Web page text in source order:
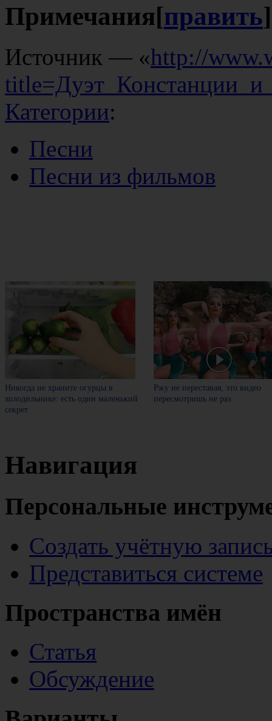
Примечания[править]
Источник — «http://
Категории:
Песни
Песни из фильмов
Никогда не храните огурцы в
холодильнике: есть один маленький
секрет
Ржу не переставая, это видео
пересмотришь не раз
Навигация
Персональные
Создать учётную
Представиться системе
Пространства имён
Статья
Обсуждение